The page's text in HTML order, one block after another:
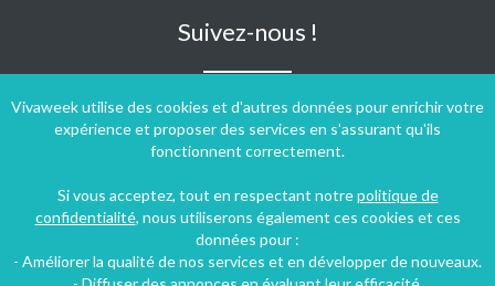
Vivaweek utilise des cookies et d'autres données pour enrichir votre
expérience et proposer des services en s'assurant qu'ils
fonctionnent correctement.
Si vous acceptez, tout en respectant notrepolitique de
confidentialité, nous utiliserons également ces cookies et ces
données pour :
- Améliorer la qualité de nos services et en développer de nouveaux.
Suivez-nous !